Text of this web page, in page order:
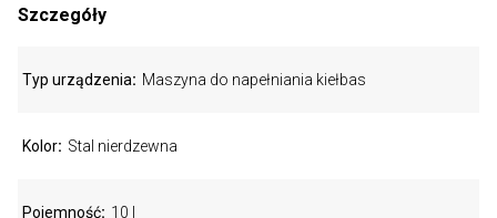
Szczegóły
Typ urządzenia Maszyna do napełniania kiełbas
Kolor Stal nierdzewna
Pojemność 10 l